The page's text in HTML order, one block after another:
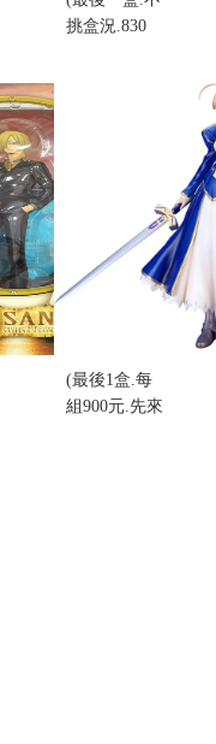
挑盒況.830
售價:0
(最後1盒.每
組900元.先來